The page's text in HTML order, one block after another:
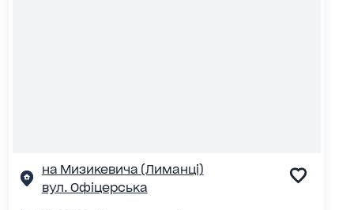
на Мизикевича (Лиманці)
вул. Офіцерська